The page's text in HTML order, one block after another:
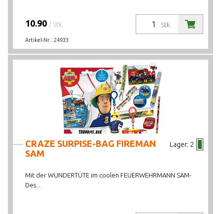
Stk.
10.90 / Stk.
Artikel-Nr.: 24933
Lager: 2
CRAZE SURPISE-BAG FIREMAN
SAM
Mit der WUNDERTÜTE im coolen FEUERWEHRMANN SAM-
Des...